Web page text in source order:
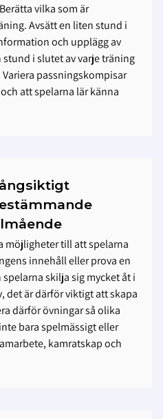
vilka som är
Avsätt en liten stund i
och upplägg av
i slutet av varje träning
passningskompisar
att spelarna lär känna
möjligheter till att spelarna
innehåll eller prova en
skilja sig mycket åt i
det är därför viktigt att skapa
därför övningar så olika
bara spelmässigt eller
kamratskap och